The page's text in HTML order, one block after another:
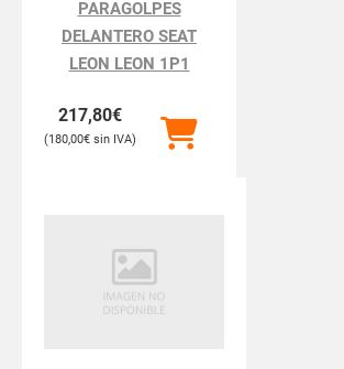
PARAGOLPES
DELANTERO SEAT
LEON LEON 1P1
217,80€
180,00€